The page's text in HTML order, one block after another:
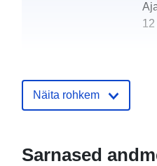
Näita rohkem
Sarnased